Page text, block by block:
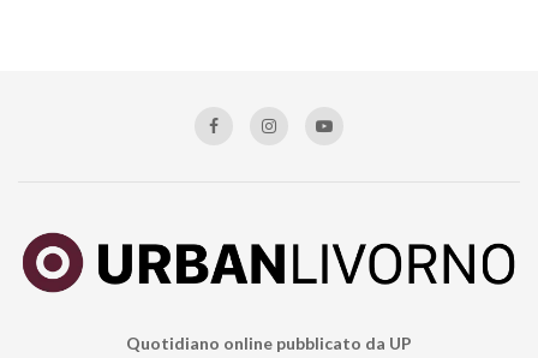
Quotidiano online pubblicato da UP